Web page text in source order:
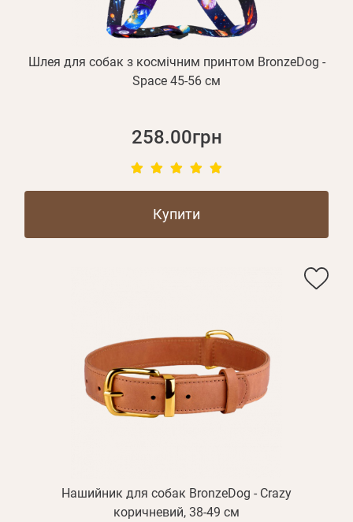
Шлея для собак з космічним принтом BronzeDog -
Space 45-56 см
258.00грн
Купити
Нашийник для собак BronzeDog - Crazy
коричневий, 38-49 см